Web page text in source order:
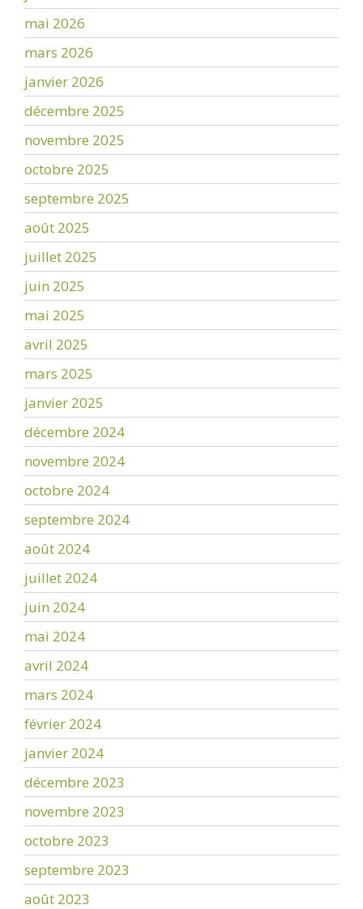
mai 2026
mars 2026
janvier 2026
décembre 2025
novembre 2025
octobre 2025
septembre 2025
août 2025
juillet 2025
juin 2025
mai 2025
avril 2025
mars 2025
janvier 2025
décembre 2024
novembre 2024
octobre 2024
septembre 2024
août 2024
juillet 2024
juin 2024
mai 2024
avril 2024
mars 2024
février 2024
janvier 2024
décembre 2023
novembre 2023
octobre 2023
septembre 2023
août 2023